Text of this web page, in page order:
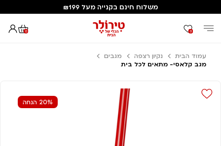
משלוח חינם בקנייה מעל ₪199
0 0
עמוד הבית נקיון רצפה
מגבים
מגב קלאסי- מתאים לכל בית
20% הנחה